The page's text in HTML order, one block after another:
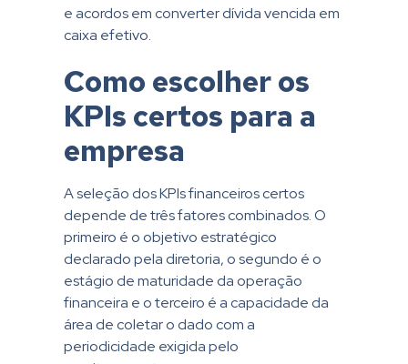
e acordos em converter dívida vencida em
caixa efetivo.
Como escolher os
KPIs certos para a
empresa
A seleção dos KPIs financeiros certos
depende de três fatores combinados. O
primeiro é o objetivo estratégico
declarado pela diretoria, o segundo é o
estágio de maturidade da operação
financeira e o terceiro é a capacidade da
área de coletar o dado com a
periodicidade exigida pelo